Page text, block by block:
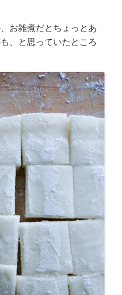
お雑煮だとちょっとあ
、と思っていたところ